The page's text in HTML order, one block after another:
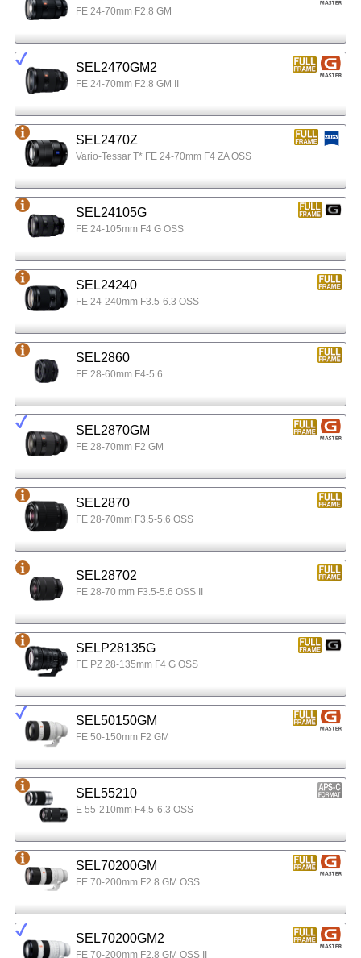
FE 24-70mm F2.8 GM
SEL2470GM2
FE 24-70mm F2.8 GM II
SEL2470Z
Vario-Tessar T* FE 24-70mm F4 ZA OSS
SEL24105G
FE 24-105mm F4 G OSS
SEL24240
FE 24-240mm F3.5-6.3 OSS
SEL2860
FE 28-60mm F4-5.6
SEL2870GM
FE 28-70mm F2 GM
SEL2870
FE 28-70mm F3.5-5.6 OSS
SEL28702
FE 28-70 mm F3.5-5.6 OSS II
SELP28135G
FE PZ 28-135mm F4 G OSS
SEL50150GM
FE 50-150mm F2 GM
SEL55210
E 55-210mm F4.5-6.3 OSS
SEL70200GM
FE 70-200mm F2.8 GM OSS
SEL70200GM2
FE 70-200mm F2.8 GM OSS II